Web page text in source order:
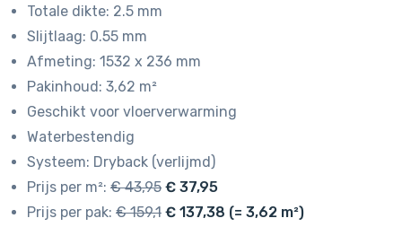
€ 43,95.€ 37,95.
Totale dikte: 2.5 mm
Slijtlaag: 0.55 mm
Afmeting: 1532 x 236 mm
Pakinhoud: 3,62 m²
Geschikt voor vloerverwarming
Waterbestendig
Systeem: Dryback (verlijmd)
Prijs per m²: € 43,95 € 37,95
Prijs per pak: € 159,1 € 137,38 (= 3,62 m²)